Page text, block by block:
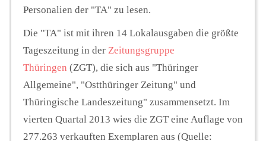
Personalien der "TA" zu lesen.
Die "TA" ist mit ihren 14 Lokalausgaben die größte
Tageszeitung in der Zeitungsgruppe
Thüringen (ZGT), die sich aus "Thüringer
Allgemeine", "Ostthüringer Zeitung" und
Thüringische Landeszeitung" zusammensetzt. Im
vierten Quartal 2013 wies die ZGT eine Auflage von
277.263 verkauften Exemplaren aus (Quelle: